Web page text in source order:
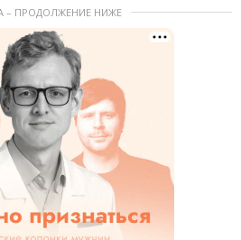
– ПРОДОЛЖЕНИЕ НИЖЕ